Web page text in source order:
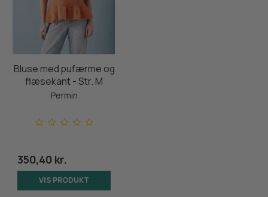
Bluse med pufærme og
flæsekant - Str. M
Permin
350,40 kr.
VIS PRODUKT